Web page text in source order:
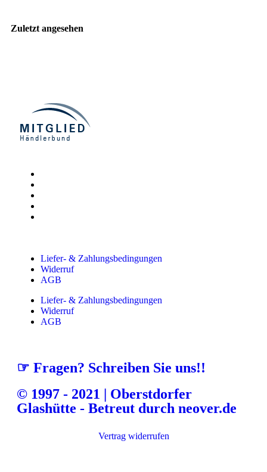
Zuletzt angesehen
Liefer- & Zahlungsbedingungen
Widerruf
AGB
Liefer- & Zahlungsbedingungen
Widerruf
AGB
☞ Fragen? Schreiben Sie uns!!
© 1997 - 2021 | Oberstdorfer
Glashütte - Betreut durch neover.de
Vertrag widerrufen